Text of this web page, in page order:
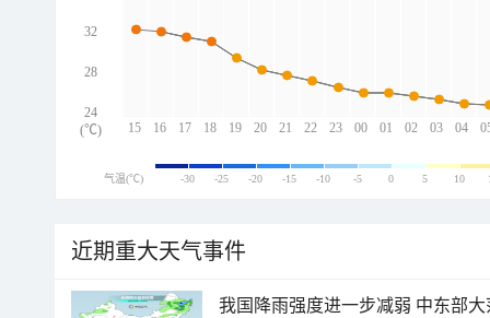
15 16 17 18 19 20 21 22 23 00 01 02 03 04
32
28
24
(℃)
气温(℃) -30 -25 -20 -15 -10 -5 0 5 10
近期重大天气事件
我国降雨强度进一步减弱 中东部